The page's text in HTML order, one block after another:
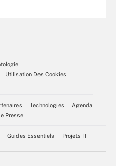
Utilisation Des Cookies
Technologies
Agenda
Presse
Guides Essentiels Projets IT